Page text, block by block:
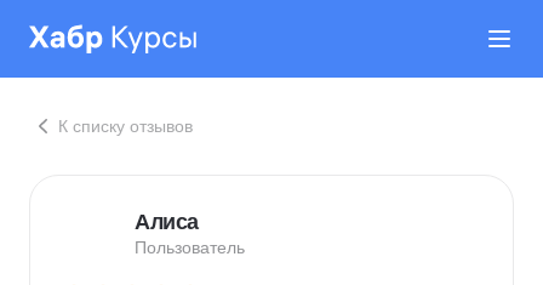
К списку отзывов
Алиса
Пользователь